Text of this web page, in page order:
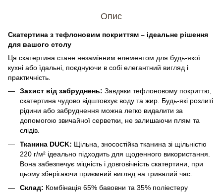
Опис
Скатертина з тефлоновим покриттям – ідеальне рішення
для вашого столу
Ця скатертина стане незамінним елементом для будь-якої
кухні або їдальні, поєднуючи в собі елегантний вигляд і
практичність.
Захист від забруднень: Завдяки тефлоновому покриттю,
скатертина чудово відштовхує воду та жир. Будь-які розлиті
рідини або забруднення можна легко видалити за
допомогою звичайної серветки, не залишаючи плям та
слідів.
Тканина DUCK: Щільна, зносостійка тканина зі щільністю
220 г/м² ідеально підходить для щоденного використання.
Вона забезпечує міцність і довговічність скатертини, при
цьому зберігаючи приємний вигляд на тривалий час.
Склад: Комбінація 65% бавовни та 35% поліестеру